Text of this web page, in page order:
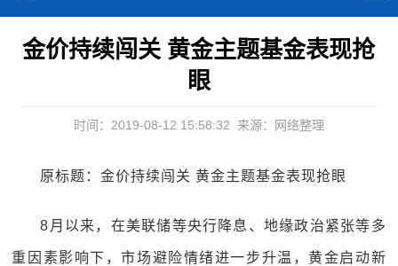
金价持续闯关 黄金主题基金表现抢
眼
时间：2019-08-12 15:58:32 来源：网络整理
原标题：金价持续闯关 黄金主题基金表现抢眼
8月以来，在美联储等央行降息、地缘政治紧张等多
重因素影响下，市场避险情绪进一步升温，黄金启动新